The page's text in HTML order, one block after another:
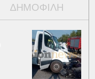
ΔΗΜΟΦΙΛΗ